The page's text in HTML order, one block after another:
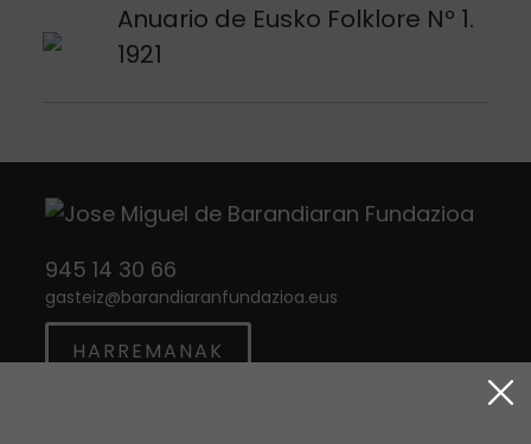
Anuario de Eusko Folklore Nº 1.
1921
Argitalpena ikusi
945 14 30 66
gasteiz@barandiaranfundazioa.eus
HARREMANAK